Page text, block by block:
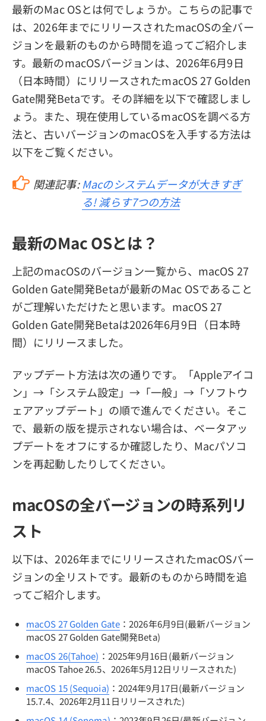
最新のMac OSとは何でしょうか。こちらの記事で
は、2026年までにリリースされたmacOSの全バー
ジョンを最新のものから時間を追ってご紹介しま
す。最新のmacOSバージョンは、2026年6月9日
（日本時間）にリリースされたmacOS 27 Golden
Gate開発Betaです。その詳細を以下で確認しまし
ょう。また、現在使用しているmacOSを調べる方
法と、古いバージョンのmacOSを入手する方法は
以下をご覧ください。
関連記事: Macのシステムデータが大きすぎ
る! 減らす7つの方法
最新のMac OSとは？
上記のmacOSのバージョン一覧から、macOS 27
Golden Gate開発Betaが最新のMac OSであること
がご理解いただけたと思います。macOS 27
Golden Gate開発Betaは2026年6月9日（日本時
間）にリリースました。
アップデート方法は次の通りです。「Appleアイコ
ン」→「システム設定」→「一般」→「ソフトウ
ェアアップデート」の順で進んでください。そこ
で、最新の版を提示されない場合は、ベータアッ
プデートをオフにするか確認したり、Macパソコ
ンを再起動したりしてください。
macOSの全バージョンの時系列リ
スト
以下は、2026年までにリリースされたmacOSバー
ジョンの全リストです。最新のものから時間を追
ってご紹介します。
macOS 27 Golden Gate ：2026年6月9日(最新バージョン
macOS 27 Golden Gate開発Beta)
macOS 26(Tahoe) ：2025年9月16日(最新バージョン
macOS Tahoe 26.5、2026年5月12日リリースされた)
macOS 15 (Sequoia) ：2024年9月17日(最新バージョン
15.7.4、2026年2月11日リリースされた)